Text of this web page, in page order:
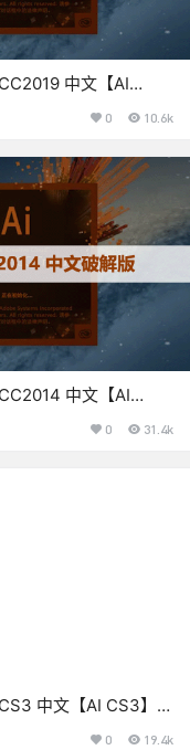
中文【AI
0 10.6k
中文【AI
0 31.4k
中文【AI CS3】破
0 19.4k